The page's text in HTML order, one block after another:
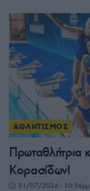
ΑΘΛΗΤΙΣΜΟΣ
Πρωταθλήτρια
Κορασίδων!
31/07/2026 - 10:56μμ